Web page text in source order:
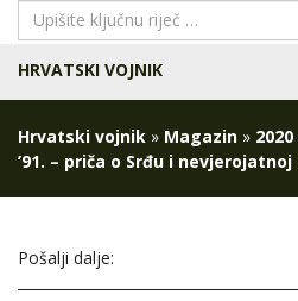
HRVATSKI VOJNIK
Hrvatski vojnik » Magazin » 2020
’91. – priča o Srđu i
Pošalji dalje: